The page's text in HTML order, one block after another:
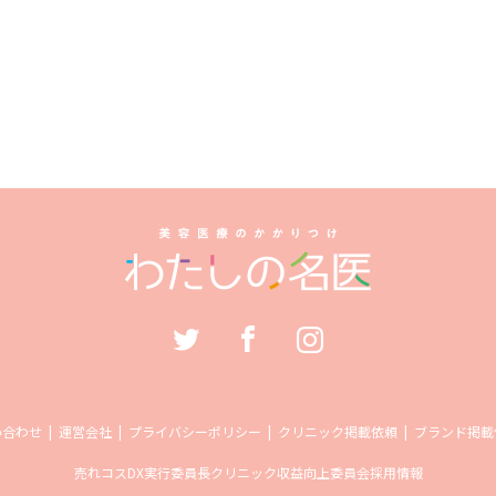
わせ 運営会社 プライバシーポリシー クリニック掲載依頼 ブランド掲
売れコスDX実行委員長クリニック収益向上委員会採用情報